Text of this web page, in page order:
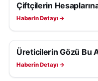
EKONOMI
Çiftçilerin
Haberin Detayı →
EKONOMI
Üreticilerin Gözü Bu
Haberin Detayı →